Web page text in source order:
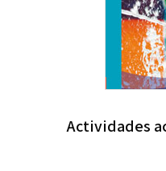
Actividades